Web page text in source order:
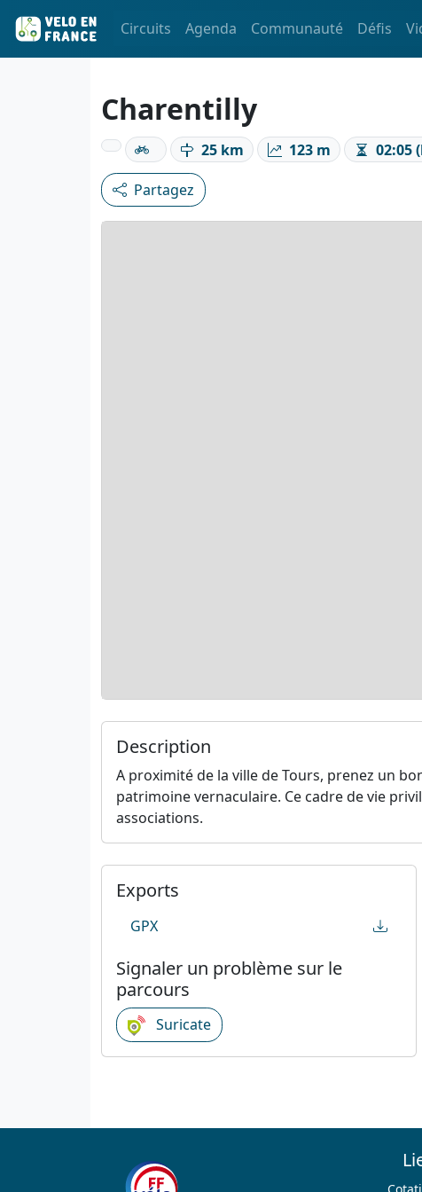
Circuits Agenda Communauté Défis
Charentilly
25 km 123 m 02:05
Partagez
Description
A proximité de la ville de Tours, prenez un
patrimoine vernaculaire. Ce cadre de vie
associations.
Exports
GPX
Signaler un problème sur le
parcours
Suricate